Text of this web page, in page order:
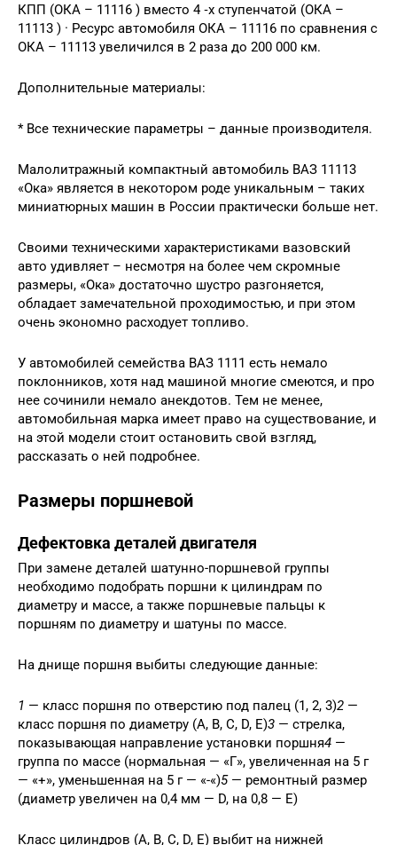
КПП (ОКА – 11116 ) вместо 4 ‑х ступенчатой (ОКА –
11113 ) · Ресурс автомобиля ОКА – 11116 по сравнения с
ОКА – 11113 увеличился в 2 раза до 200 000 км.
Дополнительные материалы:
* Все технические параметры – данные производителя.
Малолитражный компактный автомобиль ВАЗ 11113
«Ока» является в некотором роде уникальным – таких
миниатюрных машин в России практически больше нет.
Своими техническими характеристиками вазовский
авто удивляет – несмотря на более чем скромные
размеры, «Ока» достаточно шустро разгоняется,
обладает замечательной проходимостью, и при этом
очень экономно расходует топливо.
У автомобилей семейства ВАЗ 1111 есть немало
поклонников, хотя над машиной многие смеются, и про
нее сочинили немало анекдотов. Тем не менее,
автомобильная марка имеет право на существование, и
на этой модели стоит остановить свой взгляд,
рассказать о ней подробнее.
Размеры поршневой
Дефектовка деталей двигателя
При замене деталей шатунно-поршневой группы
необходимо подобрать поршни к цилиндрам по
диаметру и массе, а также поршневые пальцы к
поршням по диаметру и шатуны по массе.
На днище поршня выбиты следующие данные:
1 — класс поршня по отверстию под палец (1, 2, 3)2 —
класс поршня по диаметру (А, B, C, D, E)3 — стрелка,
показывающая направление установки поршня4 —
группа по массе (нормальная — «Г», увеличенная на 5 г
— «+», уменьшенная на 5 г — «-«)5— ремонтный размер
(диаметр увеличен на 0,4 мм — D, на 0,8 — Е)
Класс цилиндров (А, B, C, D, E) выбит на нижней